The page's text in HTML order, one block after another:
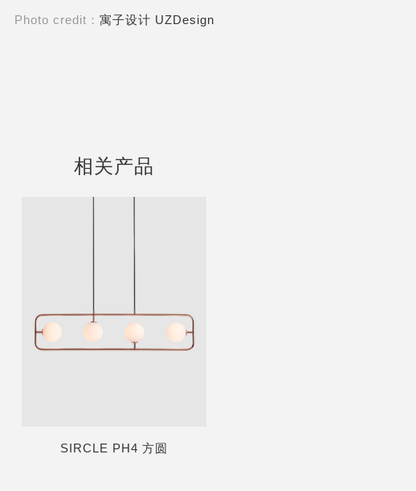
Photo credit： 寓子设计 UZDesign
相关产品
SIRCLE PH4 方圆